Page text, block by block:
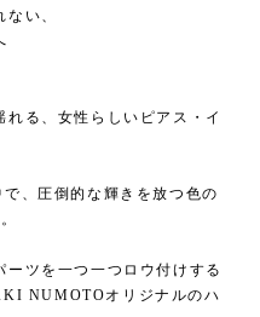
い、
る、女性らしいピアス・イ
、圧倒的な輝きを放つ色の
ーツを一つ一つロウ付けする
NUMOTOオリジナルのハ